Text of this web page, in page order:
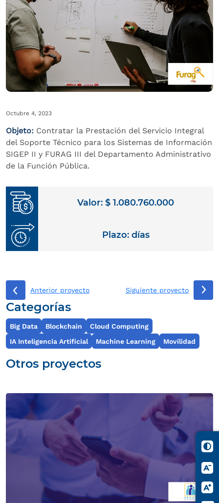
Octubre 4, 2023
Objeto: Contratar la Prestación del Servicio Integral
del Soporte Técnico para los Sistemas de Información
SIGEP II y FURAG III del Departamento Administrativo
de la Función Pública.
Valor: $ 1.080.760.000
Plazo: días
Anterior proyecto Siguiente proyecto
Categorías
Big Data Blockchain
Cloud Computing
IA Inteligencia Artificial
Machine Learning Movilidad
Otros proyectos